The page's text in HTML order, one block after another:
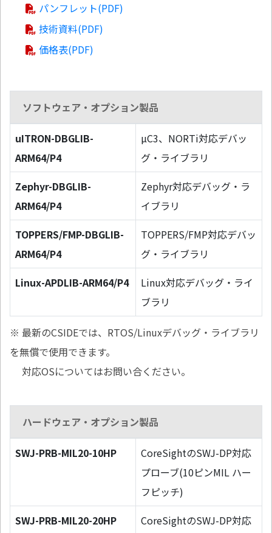
パンフレット(PDF)
技術資料(PDF)
価格表(PDF)
ソフトウェア・オプション製品
uITRON-DBGLIB-
ARM64/P4
µC3、NORTi対応デバッ
グ・ライブラリ
Zephyr-DBGLIB-
ARM64/P4
Zephyr対応デバッグ・ラ
イブラリ
TOPPERS/FMP-DBGLIB-
ARM64/P4
TOPPERS/FMP対応デバッ
グ・ライブラリ
Linux-APDLIB-ARM64/P4
Linux対応デバッグ・ライ
ブラリ
※ 最新のCSIDEでは、RTOS/Linuxデバッグ・ライブラリ
を無償で使用できます。
対応OSについてはお問い合ください。
ハードウェア・オプション製品
SWJ-PRB-MIL20-10HP
CoreSightのSWJ-DP対応
プローブ(10ピンMIL ハー
フピッチ)
SWJ-PRB-MIL20-20HP
CoreSightのSWJ-DP対応